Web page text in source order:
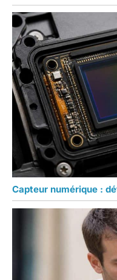
Capteur numérique :